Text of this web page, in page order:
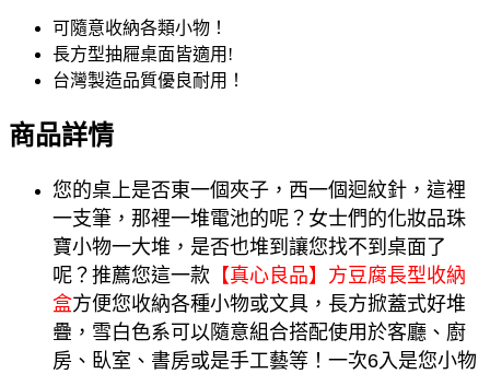
可隨意收納各類小物！
長方型抽屜桌面皆適用!
台灣製造品質優良耐用！
商品詳情
您的桌上是否東一個夾子，西一個迴紋針，這裡
一支筆，那裡一堆電池的呢？女士們的化妝品珠
寶小物一大堆，是否也堆到讓您找不到桌面了
呢？推薦您這一款 【真心良品】 方豆腐長型收納
盒方便您收納各種小物或文具，長方掀蓋式好堆
疊，雪白色系可以隨意組合搭配使用於客廳、廚
房、臥室、書房或是手工藝等！一次6入是您小物